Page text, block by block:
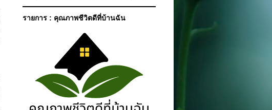
รายการ : คุณภาพชีวิตดีที่บ้านฉัน